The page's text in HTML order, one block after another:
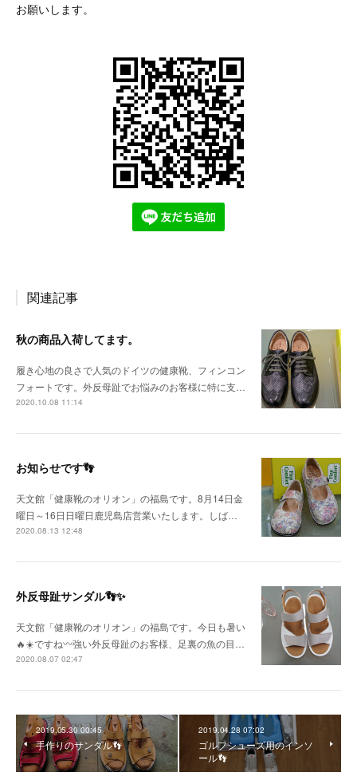
お願いします。
関連記事
秋の商品入荷してます。
履き心地の良さで人気のドイツの健康靴、フィンコン
フォートです。外反母趾でお悩みのお客様に特に支…
2020.10.08 11:14
お知らせです👣
天文館「健康靴のオリオン」の福島です。8月14日金
曜日～16日日曜日鹿児島店営業いたします。しば…
2020.08.13 12:48
外反母趾サンダル👣✨
天文館「健康靴のオリオン」の福島です。今日も暑い
🔥☀️ですね〰️強い外反母趾のお客様、足裏の魚の目…
2020.08.07 02:47
2019.05.30 00:45
手作りのサンダル👣
2019.04.28 07:02
ゴルフシューズ用のインソ
ール👣